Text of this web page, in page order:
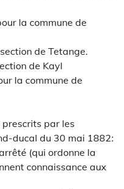
la commune de
de Tetange.
de Kayl
la commune de
par les
ducal du 30 mai 1882:
(qui ordonne la
connaissance aux